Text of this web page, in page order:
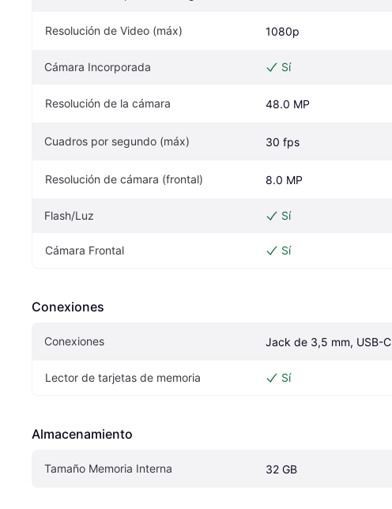
Resolución de Video (máx) 1080p
Cámara Incorporada Sí
Resolución de la cámara 48.0 MP
Cuadros por segundo (máx) 30 fps
Resolución de cámara (frontal) 8.0 MP
Flash/Luz Sí
Cámara Frontal Sí
Conexiones
Conexiones Jack de 3,5 mm, USB-C
Lector de tarjetas de memoria Sí
Almacenamiento
Tamaño Memoria Interna 32 GB